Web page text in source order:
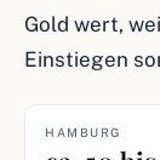
Gold wert,
Einstiegen
HAMBURG